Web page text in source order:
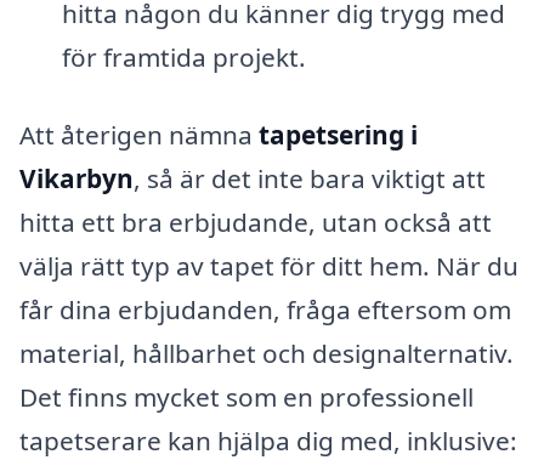
hitta någon du känner dig trygg med
för framtida projekt.
Att återigen nämna tapetsering i
Vikarbyn, så är det inte bara viktigt att
hitta ett bra erbjudande, utan också att
välja rätt typ av tapet för ditt hem. När du
får dina erbjudanden, fråga eftersom om
material, hållbarhet och designalternativ.
Det finns mycket som en professionell
tapetserare kan hjälpa dig med, inklusive: